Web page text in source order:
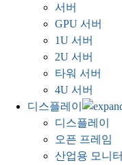
서버
GPU 서버
1U 서버
2U 서버
타워 서버
4U 서버
디스플레이
디스플레이
오픈 프레임
산업용 모니터